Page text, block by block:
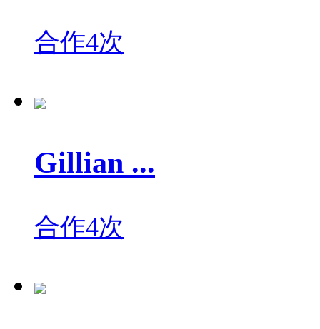
合作4次
Gillian ...
合作4次